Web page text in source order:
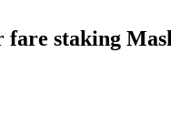
fare staking